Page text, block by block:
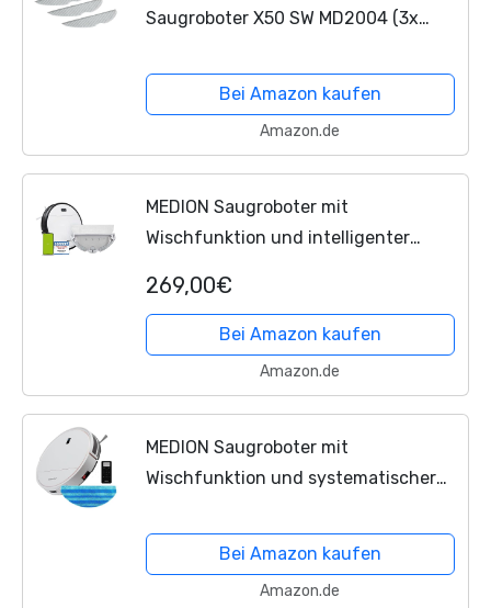
Saugroboter X50 SW MD2004 (3x
Bei Amazon kaufen
Amazon.de
MEDION Saugroboter mit
Wischfunktion und intelligenter
App Steuerung, Saugen Wischen
parallel, regulierbare Wasserabgabe,...
269,00€
Bei Amazon kaufen
Amazon.de
MEDION Saugroboter mit
Wischfunktion und systematischer
2.000 Pa Saugkraft, Starke
Mittelbürste, inkl. Fernbedienung,...
Bei Amazon kaufen
Amazon.de